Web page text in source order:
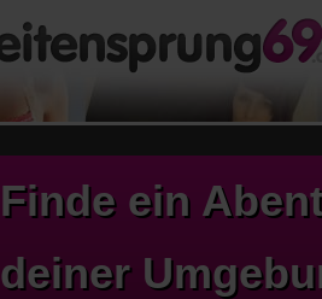
Finde ein
deiner